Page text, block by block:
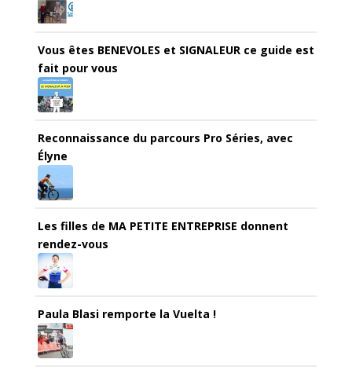
Vous êtes BENEVOLES et SIGNALEUR ce guide est
fait pour vous
Reconnaissance du parcours Pro Séries, avec
Élyne
Les filles de MA PETITE ENTREPRISE donnent
rendez-vous
Paula Blasi remporte la Vuelta !